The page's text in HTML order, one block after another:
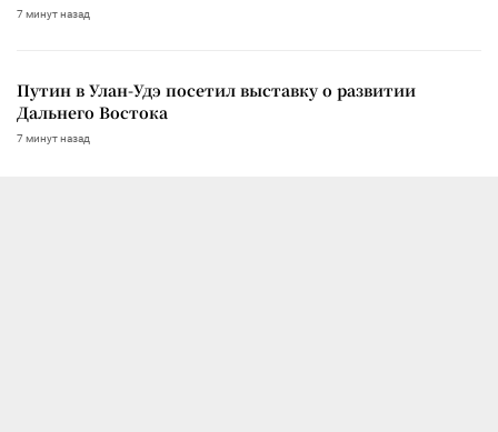
7 минут назад
Путин в Улан-Удэ посетил выставку о развитии
Дальнего Востока
7 минут назад